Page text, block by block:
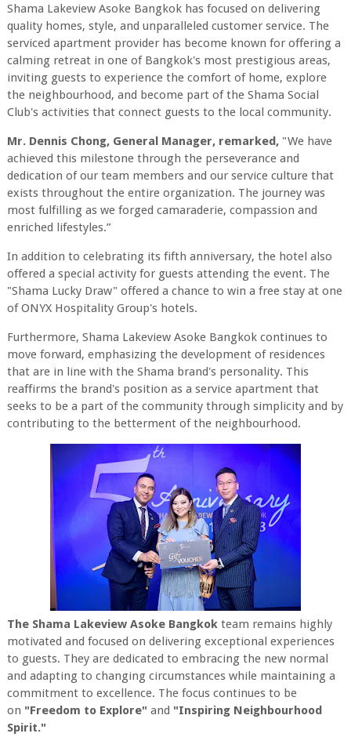
Shama Lakeview Asoke Bangkok has focused on delivering
quality homes, style, and unparalleled customer service. The
serviced apartment provider has become known for offering a
calming retreat in one of Bangkok's most prestigious areas,
inviting guests to experience the comfort of home, explore
the neighbourhood, and become part of the Shama Social
Club's activities that connect guests to the local community.
Mr. Dennis Chong, General Manager, remarked,"We have
achieved this milestone through the perseverance and
dedication of our team members and our service culture that
exists throughout the entire organization. The journey was
most fulfilling as we forged camaraderie, compassion and
enriched lifestyles.”
In addition to celebrating its fifth anniversary, the hotel also
offered a special activity for guests attending the event. The
"Shama Lucky Draw" offered a chance to win a free stay at one
of ONYX Hospitality Group's hotels.
Furthermore, Shama Lakeview Asoke Bangkok continues to
move forward, emphasizing the development of residences
that are in line with the Shama brand's personality. This
reaffirms the brand's position as a service apartment that
seeks to be a part of the community through simplicity and by
contributing to the betterment of the neighbourhood.
The Shama Lakeview Asoke Bangkokteam remains highly
motivated and focused on delivering exceptional experiences
to guests. They are dedicated to embracing the new normal
and adapting to changing circumstances while maintaining a
commitment to excellence. The focus continues to be
on "Freedom to Explore" and "Inspiring Neighbourhood
Spirit."